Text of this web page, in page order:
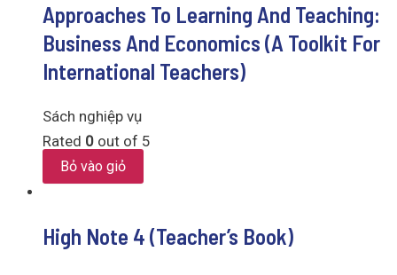
Approaches To Learning And Teaching:
Business And Economics (A Toolkit For
International Teachers)
Sách nghiệp vụ
Rated 0 out of 5
Bỏ vào giỏ
High Note 4 (Teacher’s Book)